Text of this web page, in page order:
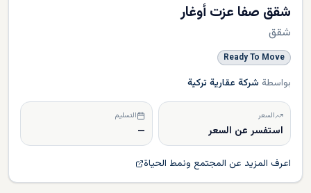
شقق صفا عزت أوغار
شقق
Ready To Move
بواسطة شركة عقارية تركية
السعر
استفسر عن السعر
التسليم
—
اعرف المزيد عن المجتمع ونمط الحياة